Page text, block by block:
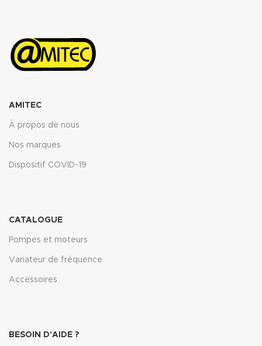
AMITEC
À propos de nous
Nos marques
Dispositif COVID-19
CATALOGUE
Pompes et moteurs
Variateur de fréquence
Accessoires
BESOIN D'AIDE ?